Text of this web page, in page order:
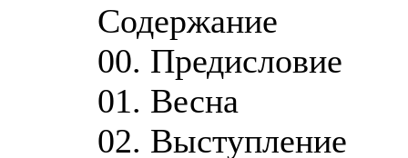
Содержание
00. Предисловие
01. Весна
02. Выступление